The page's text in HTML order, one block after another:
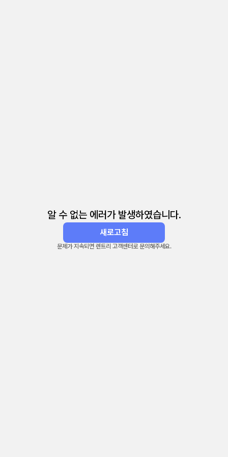
알 수 없는 에러가 발생하였습니다.
새로고침
문제가 지속되면 렌트리 고객센터로 문의해주세요.